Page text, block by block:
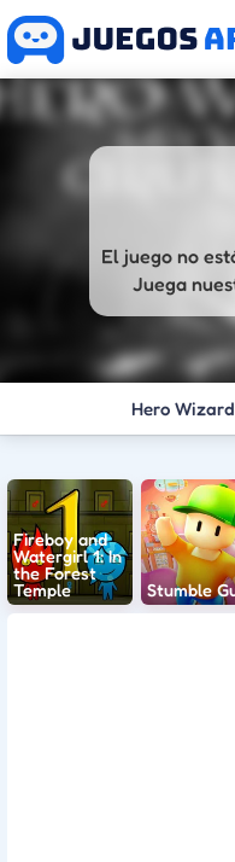
El juego no
Juega
Hero
Fireboy and
Watergirl 1: In
the Forest
Temple
Stumble